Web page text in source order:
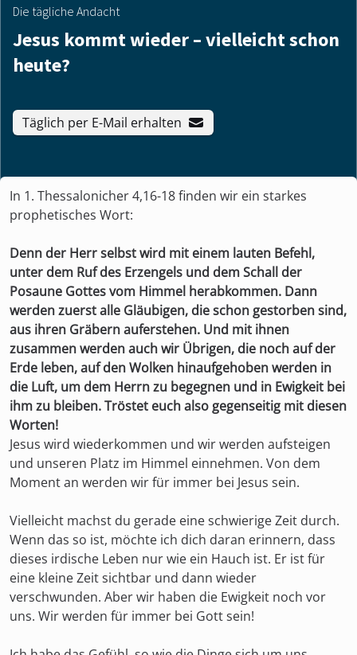
Die tägliche Andacht
Jesus kommt wieder – vielleicht schon
heute?
Täglich per E-Mail erhalten
In 1. Thessalonicher 4,16-18 finden wir ein starkes
prophetisches Wort:
Denn der Herr selbst wird mit einem lauten Befehl,
unter dem Ruf des Erzengels und dem Schall der
Posaune Gottes vom Himmel herabkommen. Dann
werden zuerst alle Gläubigen, die schon gestorben sind,
aus ihren Gräbern auferstehen. Und mit ihnen
zusammen werden auch wir Übrigen, die noch auf der
Erde leben, auf den Wolken hinaufgehoben werden in
die Luft, um dem Herrn zu begegnen und in Ewigkeit bei
ihm zu bleiben. Tröstet euch also gegenseitig mit diesen
Worten!
Jesus wird wiederkommen und wir werden aufsteigen
und unseren Platz im Himmel einnehmen. Von dem
Moment an werden wir für immer bei Jesus sein.
Vielleicht machst du gerade eine schwierige Zeit durch.
Wenn das so ist, möchte ich dich daran erinnern, dass
dieses irdische Leben nur wie ein Hauch ist. Er ist für
eine kleine Zeit sichtbar und dann wieder
verschwunden. Aber wir haben die Ewigkeit noch vor
uns. Wir werden für immer bei Gott sein!